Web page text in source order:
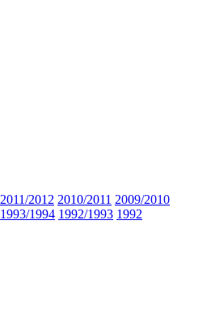
2011/2012 2010/2011 2009/2010
1993/1994 1992/1993 1992